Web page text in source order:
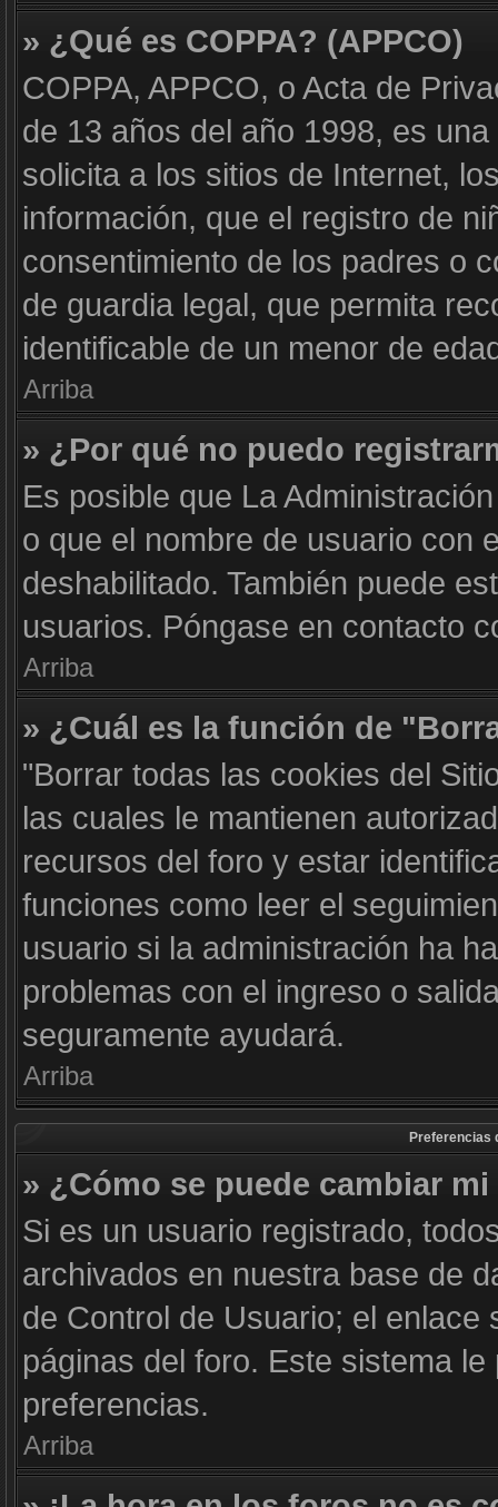
» ¿Qué es COPPA? (APPCO)
COPPA, APPCO, o Acta de
de 13 años del año 1998, es
solicita a los sitios de Internet,
información, que el registro de
consentimiento de los padres o
de guardia legal, que permita
identificable de un menor de
Arriba
» ¿Por qué no puedo
Es posible que La
o que el nombre de usuario con
deshabilitado. También puede
usuarios. Póngase en contacto
Arriba
» ¿Cuál es la función de
"Borrar todas las cookies del
las cuales le mantienen
recursos del foro y estar
funciones como leer el
usuario si la administración ha
problemas con el ingreso o
seguramente ayudará.
Arriba
Preferencias
» ¿Cómo se puede cambiar
Si es un usuario registrado,
archivados en nuestra base de
de Control de Usuario; el
páginas del foro. Este sistema
preferencias.
Arriba